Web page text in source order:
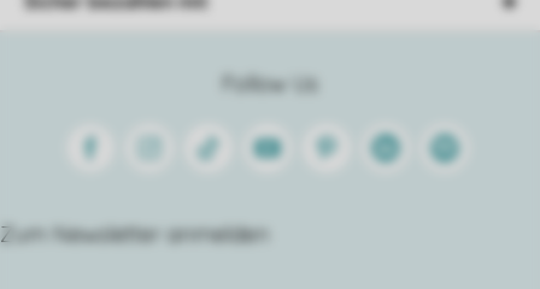
Follow Us
FacebookInstagram
Tiktok Youtube PinterestLinkedinSpotify
Zum Newsletter anmelden